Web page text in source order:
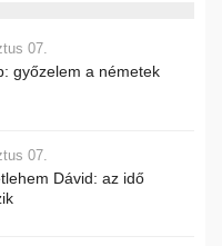
07.
győzelem a németek
07.
Dávid: az idő